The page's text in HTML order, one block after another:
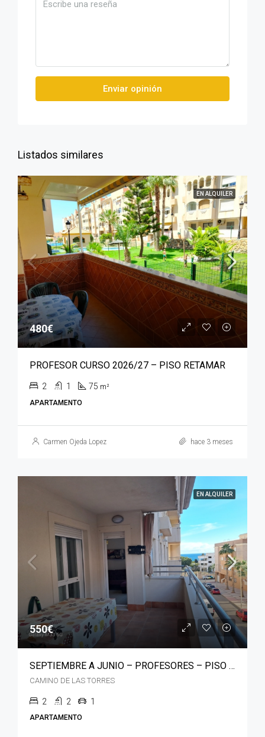
Enviar opinión
Listados similares
EN ALQUILER
480€
PROFESOR CURSO 2026/27 – PISO RETAMAR
2 1 75 m²
APARTAMENTO
Carmen Ojeda Lopez hace 3 meses
EN ALQUILER
550€
SEPTIEMBRE A JUNIO – PROFESORES – PISO CON VISTAS AL MAR COSTA AFRICA AGUADULCE SUR
CAMINO DE LAS TORRES
2 2 1
APARTAMENTO